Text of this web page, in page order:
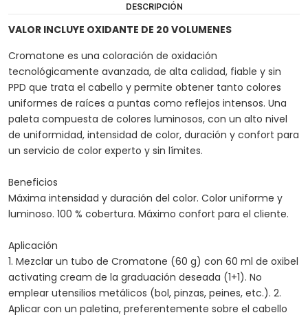
DESCRIPCIÓN
VALOR INCLUYE OXIDANTE DE 20 VOLUMENES
Cromatone es una coloración de oxidación
tecnológicamente avanzada, de alta calidad, fiable y sin
PPD que trata el cabello y permite obtener tanto colores
uniformes de raíces a puntas como reflejos intensos. Una
paleta compuesta de colores luminosos, con un alto nivel
de uniformidad, intensidad de color, duración y confort para
un servicio de color experto y sin límites.
Beneficios
Máxima intensidad y duración del color. Color uniforme y
luminoso. 100 % cobertura. Máximo confort para el cliente.
Aplicación
1. Mezclar un tubo de Cromatone (60 g) con 60 ml de oxibel
activating cream de la graduación deseada (1+1). No
emplear utensilios metálicos (bol, pinzas, peines, etc.). 2.
Aplicar con un paletina, preferentemente sobre el cabello